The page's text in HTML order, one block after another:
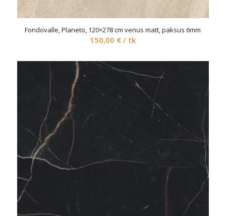
Fondovalle, Planeto, 120×278 cm venus matt, paksus 6mm
150,00 € / tk